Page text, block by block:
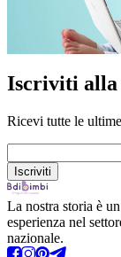
Iscriviti alla
Ricevi tutte le
La nostra storia è
esperienza nel
nazionale.